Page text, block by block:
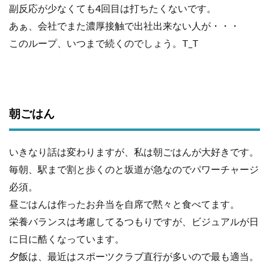
副反応が少なくても4回目は打ちたくないです。
あぁ、会社でまた濃厚接触で出社出来ない人が・・・
このループ、いつまで続くのでしょう。T_T
朝ごはん
いきなり話は変わりますが、私は朝ごはんが大好きです。
毎朝、駅まで割と歩くのと坂道が急なのでパワーチャージ
必須。
昼ごはんは作ったお弁当を自席で黙々と食べてます。
栄養バランスは考慮してるつもりですが、ビジュアルが日
に日に酷くなっています。
夕飯は、最近はスポーツクラブ直行が多いので最も適当。